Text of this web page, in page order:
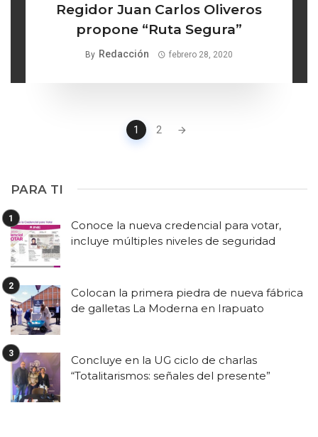
Regidor Juan Carlos Oliveros
propone “Ruta Segura”
By Redacción febrero 28, 2020
1 2
PARA TI
Conoce la nueva credencial para votar,
incluye múltiples niveles de seguridad
Colocan la primera piedra de nueva fábrica
de galletas La Moderna en Irapuato
Concluye en la UG ciclo de charlas
“Totalitarismos: señales del presente”